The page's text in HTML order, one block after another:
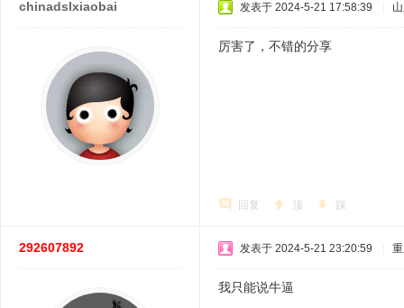
chinadslxiaobai 发表于 2024-5-21 17:58:39
厉害了，不错的分享
回复 顶 踩
292607892 发表于 2024-5-21 23:20:59
我只能说牛逼